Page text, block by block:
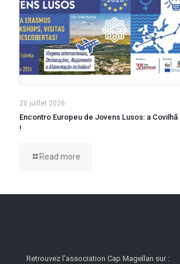
20 juillet 2026
Encontro Europeu de Jovens Lusos: a
!
Read more
Retrouvez l'association Cap Magellan sur :